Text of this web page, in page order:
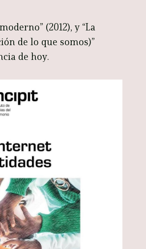
(2012), y “La
de lo que somos)”
de hoy.